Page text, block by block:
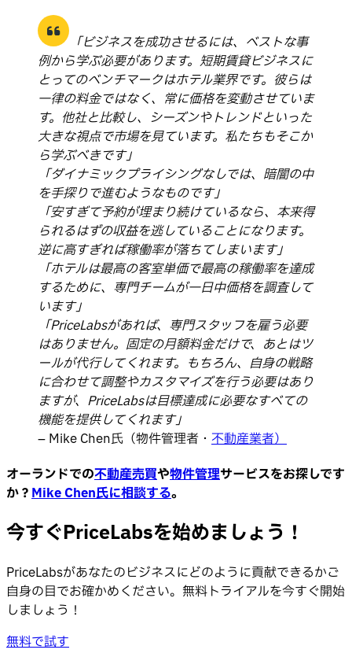
「ビジネスを成功させるには、ベストな事
例から学ぶ必要があります。短期賃貸ビジネスに
とってのベンチマークはホテル業界です。彼らは
一律の料金ではなく、常に価格を変動させていま
す。他社と比較し、シーズンやトレンドといった
大きな視点で市場を見ています。私たちもそこか
ら学ぶべきです」
「ダイナミックプライシングなしでは、暗闇の中
を手探りで進むようなものです」
「安すぎて予約が埋まり続けているなら、本来得
られるはずの収益を逃していることになります。
逆に高すぎれば稼働率が落ちてしまいます」
「ホテルは最高の客室単価で最高の稼働率を達成
するために、専門チームが一日中価格を調査して
います」
「PriceLabsがあれば、専門スタッフを雇う必要
はありません。固定の月額料金だけで、あとはツ
ールが代行してくれます。もちろん、自身の戦略
に合わせて調整やカスタマイズを行う必要はあり
ますが、PriceLabsは目標達成に必要なすべての
機能を提供してくれます」
– Mike Chen氏（物件管理者・ 不動産業者）
オーランドでの不動産売買や物件管理サービスをお探しです
か？Mike Chen氏に相談する。
今すぐPriceLabsを始めましょう！
PriceLabsがあなたのビジネスにどのように貢献できるかご
自身の目でお確かめください。無料トライアルを今すぐ開始
しましょう！
無料で試す